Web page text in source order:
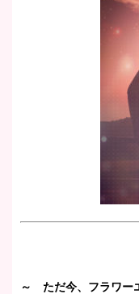
～ ただ今、フラワー